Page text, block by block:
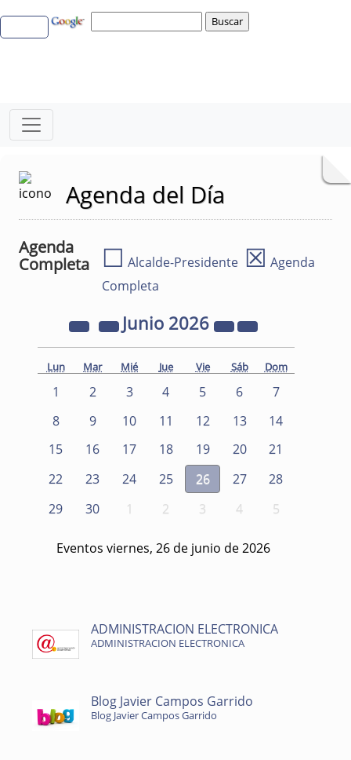
Agenda del Día
Agenda
Completa
☐ Alcalde-Presidente ☒ Agenda
Completa
Junio 2026
Lun Mar Mié Jue Vie Sáb Dom
1 2 3 4 5 6
7
8
9 10 11 12 13
14
15
16 17 18 19 20
21
22
23 24 25 26 27
28
29
30 1 2 3 4 5
Eventos viernes, 26 de junio de 2026
ADMINISTRACION ELECTRONICA
ADMINISTRACION ELECTRONICA
Blog Javier Campos Garrido
Blog Javier Campos Garrido